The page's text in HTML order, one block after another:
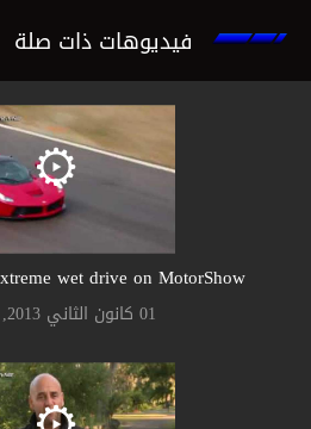
فيديوهات ذات صلة
wet drive on MotorShow
01 كانون الثاني 2013, 12:00 ص